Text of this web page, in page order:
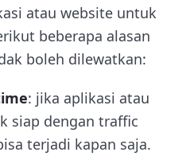
atau website untuk
beberapa alasan
boleh dilewatkan:
: jika aplikasi atau
siap dengan traffic
terjadi kapan saja.